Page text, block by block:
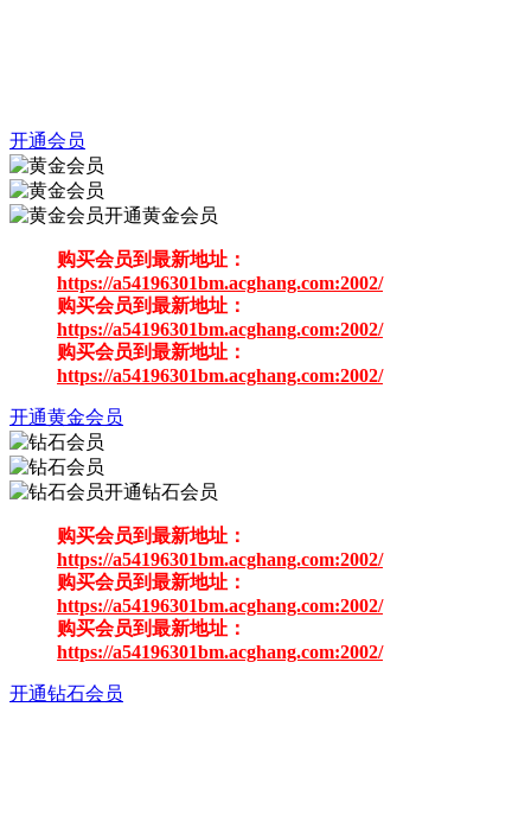
开通会员
开通黄金会员
购买会员到最新地址：
https://a54196301bm.acghang.com:2002/
购买会员到最新地址：
https://a54196301bm.acghang.com:2002/
购买会员到最新地址：
https://a54196301bm.acghang.com:2002/
开通黄金会员
开通钻石会员
购买会员到最新地址：
https://a54196301bm.acghang.com:2002/
购买会员到最新地址：
https://a54196301bm.acghang.com:2002/
购买会员到最新地址：
https://a54196301bm.acghang.com:2002/
开通钻石会员